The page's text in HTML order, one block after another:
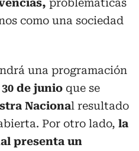
problemáticas
como una sociedad
una programación
de junio que se
Nacional resultado
Por otro lado, la
presenta un